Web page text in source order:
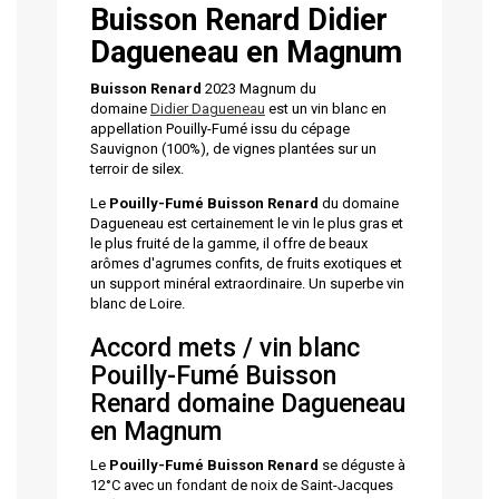
Buisson Renard Didier
Dagueneau en Magnum
Buisson Renard 2023 Magnum du
domaine Didier Dagueneau est un vin blanc en
appellation Pouilly-Fumé issu du cépage
Sauvignon (100%), de vignes plantées sur un
terroir de silex.
LePouilly-Fumé Buisson Renard du domaine
Dagueneau est certainement le vin le plus gras et
le plus fruité de la gamme, il offre de beaux
arômes d'agrumes confits, de fruits exotiques et
un support minéral extraordinaire. Un superbe vin
blanc de Loire.
Accord mets / vin blanc
Pouilly-Fumé Buisson
Renard domaine Dagueneau
en Magnum
LePouilly-Fumé Buisson Renard se déguste à
12°C avec un fondant de noix de Saint-Jacques